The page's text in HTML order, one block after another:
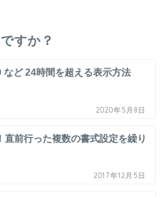
すか？
など 24時間を超える表示方法
2020年5月8日
直前行った複数の書式設定を繰り
2017年12月5日